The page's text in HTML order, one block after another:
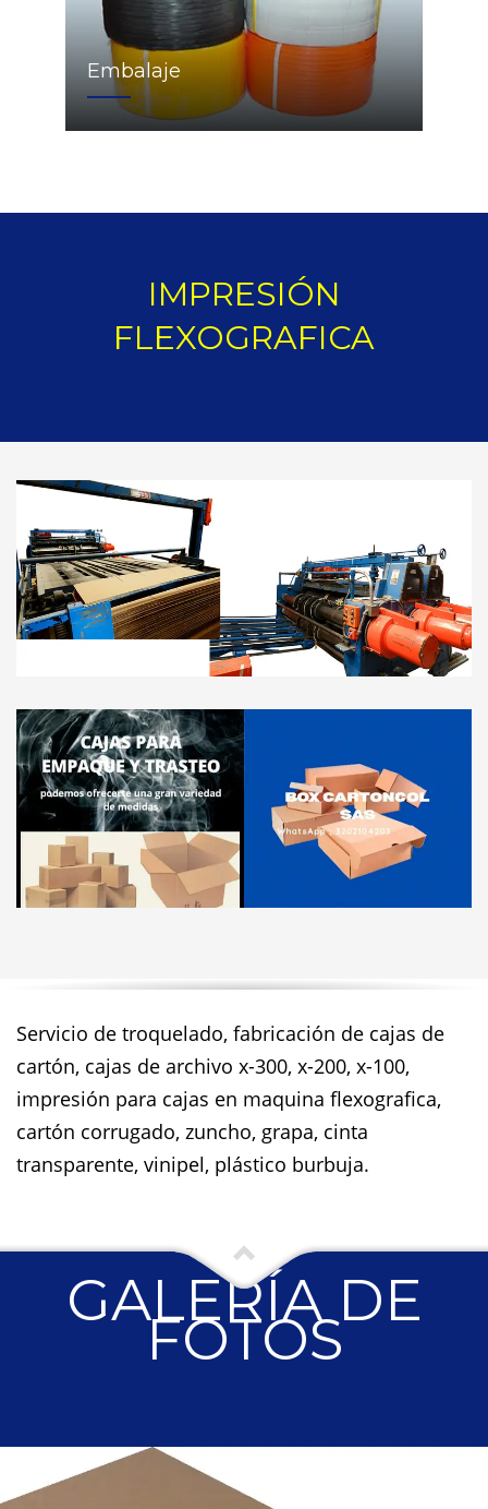
Embalaje
IMPRESIÓN
FLEXOGRAFICA
Servicio de troquelado, fabricación de cajas de
cartón, cajas de archivo x-300, x-200, x-100,
impresión para cajas en maquina flexografica,
cartón corrugado, zuncho, grapa, cinta
transparente, vinipel, plástico burbuja.
GALERÍA DE
FOTOS